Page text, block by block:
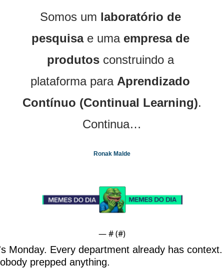
Somos um laboratório de
pesquisa e uma empresa de
produtos construindo a
plataforma para Aprendizado
Contínuo (Continual Learning)
Continua…
Ronak Malde
— # (#)
Monday. Every department already has context.
prepped anything.